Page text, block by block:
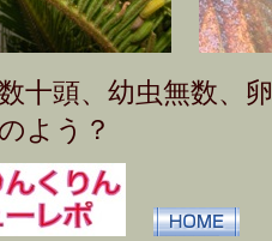
十頭、幼虫無数
よう？